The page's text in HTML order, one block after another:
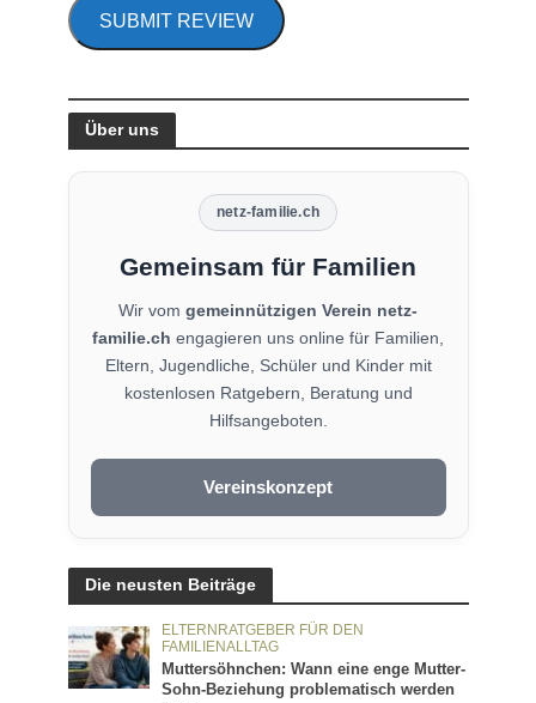
SUBMIT REVIEW
Über uns
netz-familie.ch
Gemeinsam für Familien
Wir vom gemeinnützigen Verein netz-
familie.ch engagieren uns online für Familien,
Eltern, Jugendliche, Schüler und Kinder mit
kostenlosen Ratgebern, Beratung und
Hilfsangeboten.
Vereinskonzept
Die neusten Beiträge
ELTERNRATGEBER FÜR DEN
FAMILIENALLTAG
Muttersöhnchen: Wann eine enge Mutter-
Sohn-Beziehung problematisch werden